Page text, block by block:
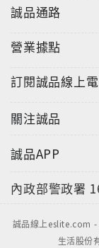
誠品通路
營業據點
訂閱誠品線上
關注誠品
誠品APP
內政部警政署
誠品線上eslite.com
生活股份